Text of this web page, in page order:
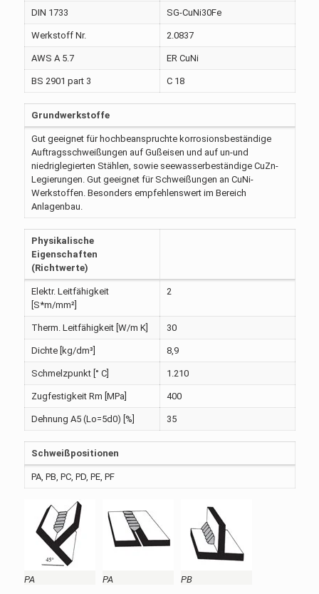
DIN 1733 SG-CuNi30Fe
Werkstoff Nr. 2.0837
AWS A 5.7 ER CuNi
BS 2901 part 3 C 18
Grundwerkstoffe
Gut geeignet für hochbeanspruchte korrosionsbeständige
Auftragsschweißungen auf Gußeisen und auf un-und
niedriglegierten Stählen, sowie seewasserbeständige CuZn-
Legierungen. Gut geeignet für Schweißungen an CuNi-
Werkstoffen. Besonders empfehlenswert im Bereich
Anlagenbau.
Physikalische
Eigenschaften
(Richtwerte)
Elektr. Leitfähigkeit
[S*m/mm²]
2
Therm. Leitfähigkeit [W/m K] 30
Dichte [kg/dm³] 8,9
Schmelzpunkt [° C] 1.210
Zugfestigkeit Rm [MPa] 400
Dehnung A5 (Lo=5d0) [%] 35
Schweißpositionen
PA, PB, PC, PD, PE, PF
PA PA PB